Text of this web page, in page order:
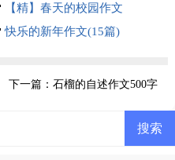
【精】春天的校园作文
快乐的新年作文(15篇)
下一篇：石榴的自述作文500字